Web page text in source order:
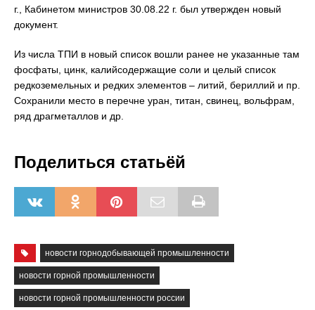
г., Кабинетом министров 30.08.22 г. был утвержден новый
документ.
Из числа ТПИ в новый список вошли ранее не указанные там
фосфаты, цинк, калийсодержащие соли и целый список
редкоземельных и редких элементов – литий, бериллий и пр.
Сохранили место в перечне уран, титан, свинец, вольфрам,
ряд драгметаллов и др.
Поделиться статьёй
новости горнодобывающей промышленности
новости горной промышленности
новости горной промышленности россии